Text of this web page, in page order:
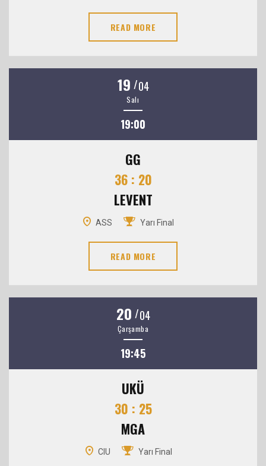
READ MORE
19 /04
Salı
19:00
GG
36 : 20
LEVENT
ASS Yarı Final
READ MORE
20 /04
Çarşamba
19:45
UKÜ
30 : 25
MGA
CIU Yarı Final